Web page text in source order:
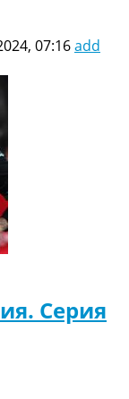
07:16add
Серия